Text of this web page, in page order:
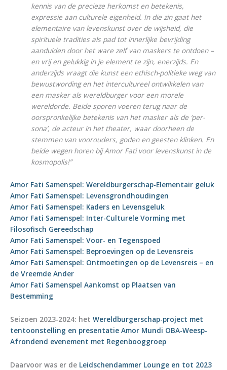
kennis van de precieze herkomst en betekenis,
expressie aan culturele eigenheid. In die zin gaat het
elementaire van levenskunst over de wijsheid, die
spirituele tradities als pad tot innerlijke bevrijding
aanduiden door het ware zelf van maskers te ontdoen –
en vrij en gelukkig in je element te zijn, enerzijds. En
anderzijds vraagt die kunst een ethisch-politieke weg van
bewustwording en het intercultureel ontwikkelen van
een masker als wereldburger voor een morele
wereldorde. Beide sporen voeren terug naar de
oorspronkelijke betekenis van het masker als de ‘per-
sona’, de acteur in het theater, waar doorheen de
stemmen van voorouders, goden en geesten klinken. En
beide wegen horen bij Amor Fati voor levenskunst in de
kosmopolis!”
Amor Fati Samenspel: Wereldburgerschap-Elementair geluk
Amor Fati Samenspel: Levensgrondhoudingen
Amor Fati Samenspel: Kaders en Levensgeluk
Amor Fati Samenspel: Inter-Culturele Vorming met
Filosofisch Gereedschap
Amor Fati Samenspel: Voor- en Tegenspoed
Amor Fati Samenspel: Beproevingen op de Levensreis
Amor Fati Samenspel: Ontmoetingen op de Levensreis – en
de Vreemde Ander
Amor Fati Samenspel Aankomst op Plaatsen van
Bestemming
Seizoen 2023-2024: het Wereldburgerschap-project met
tentoonstelling en presentatie Amor Mundi OBA-Weesp-
Afrondend evenement met Regenbooggroep
Daarvoor was er de Leidschendammer Lounge en tot 2023